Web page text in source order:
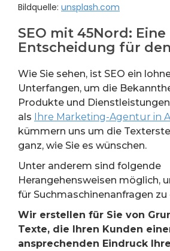
Bildquelle: unsplash.com
SEO mit 45Nord: Eine
Entscheidung für
Wie Sie sehen, ist SEO ein
Unterfangen, um die
Produkte und
als Ihre Marketing-Agentur in
kümmern uns um die
ganz, wie Sie es wünschen.
Unter anderem sind folgende
Herangehensweisen möglich,
für Suchmaschinenanfragen
Wir erstellen für Sie von
Texte, die Ihren Kunden
ansprechenden Eindruck